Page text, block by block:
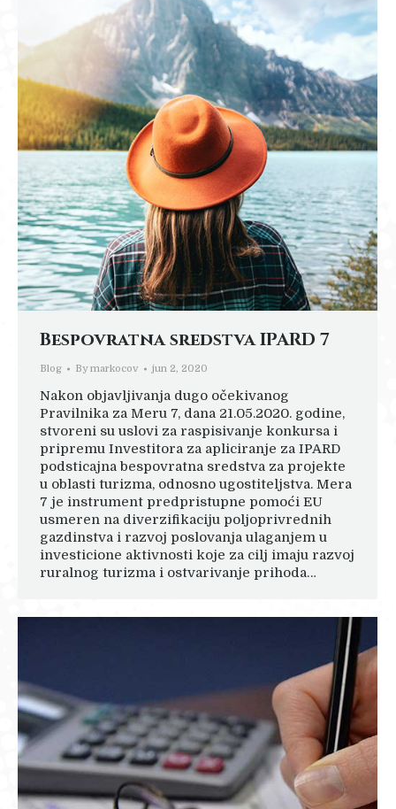
Bespovratna sredstva IPARD 7
Blog Bymarkocov jun 2, 2020
Nakon objavljivanja dugo očekivanog
Pravilnika za Meru 7, dana 21.05.2020. godine,
stvoreni su uslovi za raspisivanje konkursa i
pripremu Investitora za apliciranje za IPARD
podsticajna bespovratna sredstva za projekte
u oblasti turizma, odnosno ugostiteljstva. Mera
7 je instrument predpristupne pomoći EU
usmeren na diverzifikaciju poljoprivrednih
gazdinstva i razvoj poslovanja ulaganjem u
investicione aktivnosti koje za cilj imaju razvoj
ruralnog turizma i ostvarivanje prihoda…